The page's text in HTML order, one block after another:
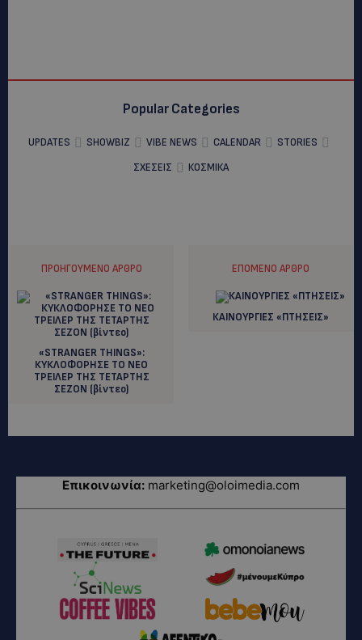
Popular Categories
UPDATES SHOWBIZ VIBE NEWS CALENDAR
STORIES
ΣΧΕΣΕΙΣ
ΚΟΣΜΙΚΑ
ΠΡΟΗΓΟΎΜΕΝΟ ΆΡΘΡΟ
«STRANGER THINGS»:
ΚΥΚΛΟΦΟΡΗΣΕ ΤΟ ΝΕΟ
ΤΡΕΙΛΕΡ ΤΗΣ ΤΕΤΑΡΤΗΣ
ΣΕΖΟΝ (βίντεο)
ΕΠΌΜΕΝΟ ΆΡΘΡΟ
ΚΑΙΝΟΥΡΓΙΕΣ «ΠΤΗΣΕΙΣ»
Επικοινωνία: marketing@oloimedia.com